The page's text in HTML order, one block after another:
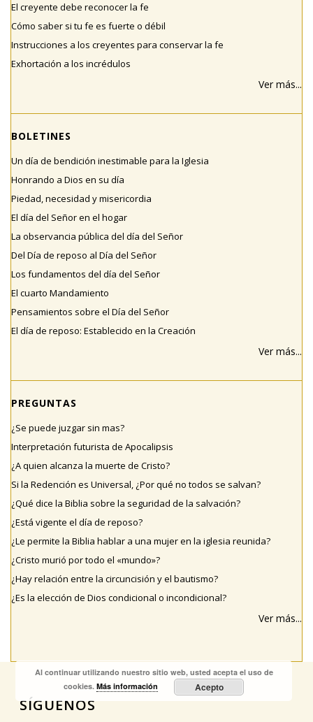
El creyente debe reconocer la fe
Cómo saber si tu fe es fuerte o débil
Instrucciones a los creyentes para conservar la fe
Exhortación a los incrédulos
Ver más...
BOLETINES
Un día de bendición inestimable para la Iglesia
Honrando a Dios en su día
Piedad, necesidad y misericordia
El día del Señor en el hogar
La observancia pública del día del Señor
Del Día de reposo al Día del Señor
Los fundamentos del día del Señor
El cuarto Mandamiento
Pensamientos sobre el Día del Señor
El día de reposo: Establecido en la Creación
Ver más...
PREGUNTAS
¿Se puede juzgar sin mas?
Interpretación futurista de Apocalipsis
¿A quien alcanza la muerte de Cristo?
Si la Redención es Universal, ¿Por qué no todos se salvan?
¿Qué dice la Biblia sobre la seguridad de la salvación?
¿Está vigente el día de reposo?
¿Le permite la Biblia hablar a una mujer en la iglesia reunida?
¿Cristo murió por todo el «mundo»?
¿Hay relación entre la circuncisión y el bautismo?
¿Es la elección de Dios condicional o incondicional?
Ver más...
SÍGUENOS
Al continuar utilizando nuestro sitio web, usted acepta el uso de
cookies.Más información Acepto